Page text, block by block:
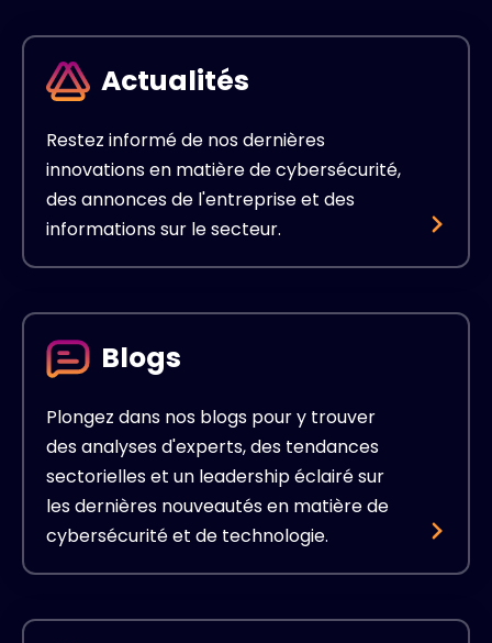
Actualités
Restez informé de nos dernières
innovations en matière de cybersécurité,
des annonces de l'entreprise et des
informations sur le secteur.
Blogs
Plongez dans nos blogs pour y trouver
des analyses d'experts, des tendances
sectorielles et un leadership éclairé sur
les dernières nouveautés en matière de
cybersécurité et de technologie.